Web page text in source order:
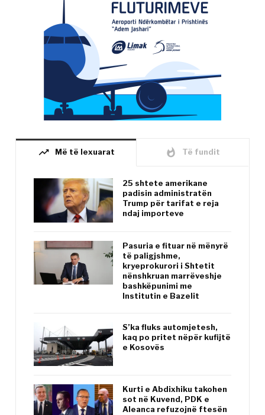
trending_up Më të lexuarat whatshot Të fundit
25 shtete amerikane
padisin administratën
Trump për tarifat e reja
ndaj importeve
Pasuria e fituar në mënyrë
të paligjshme,
kryeprokurori i Shtetit
nënshkruan marrëveshje
bashkëpunimi me
Institutin e Bazelit
S’ka fluks automjetesh,
kaq po pritet nëpër kufijtë
e Kosovës
Kurti e Abdixhiku takohen
sot në Kuvend, PDK e
Aleanca refuzojnë ftesën